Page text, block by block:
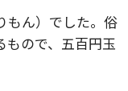
もん）でした。俗
もので、五百円玉